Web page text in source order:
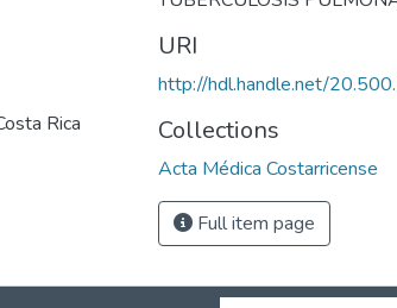
Rica
URI
http://hdl.handle.net/
Collections
Acta Médica Costarricense
Full item page